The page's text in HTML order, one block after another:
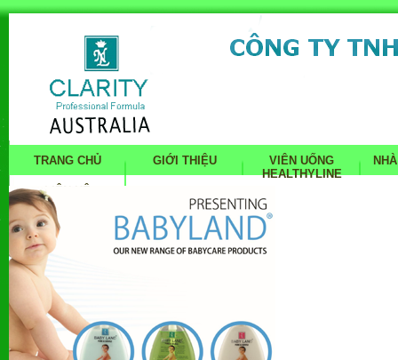
TRANG CHỦ GIỚI THIỆU
VIÊN UỐNG
HEALTHYLINE
LIÊN HỆ